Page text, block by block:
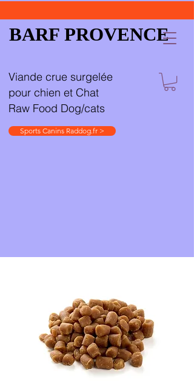
BARF PROVENCE
Viande crue surgelée
pour chien et Chat
Raw Food Dog/cats
Sports Canins Raddog.fr >